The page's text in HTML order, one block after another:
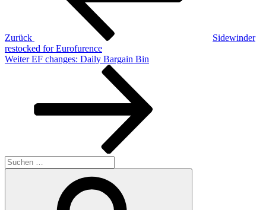
Zurück
Sidewinder
restocked for Eurofurence
Nächster
Weiter EF changes: Daily Bargain Bin
Suchen
nach: